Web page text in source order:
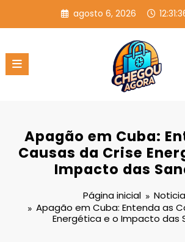
o
agosto 6, 2026
Apagão em Cuba:
Causas da Crise
Impacto das
Página inicial
Apagão em Cuba: Entenda as
Energética e o Impacto das